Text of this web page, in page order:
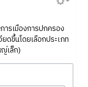
รเมืองการปกครอง
ดขึ้นโดยเลือกประเภท
เล็ก)